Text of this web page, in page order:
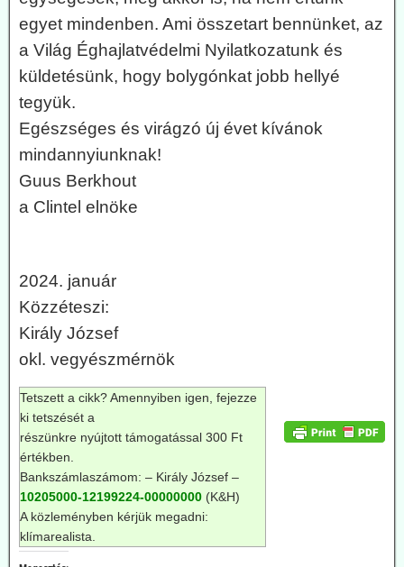
egyet mindenben. Ami összetart bennünket, az
a Világ Éghajlatvédelmi Nyilatkozatunk és
küldetésünk, hogy bolygónkat jobb hellyé
tegyük.
Egészséges és virágzó új évet kívánok
mindannyiunknak!
Guus Berkhout
a Clintel elnöke
2024. január
Közzéteszi:
Király József
okl. vegyészmérnök
Tetszett a cikk? Amennyiben igen, fejezze
ki tetszését a
részünkre nyújtott támogatással 300 Ft
értékben.
Bankszámlaszámom: – Király József –
10205000-12199224-00000000 (K&H)
A közleményben kérjük megadni:
klímarealista.